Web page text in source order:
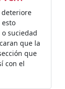
deteriore
esto
suciedad
que la
que
con el